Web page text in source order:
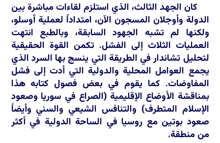
كان الجهد الثالث، الذي استلزم لقاءات مباشرة بين
الدولة وأوجلان المسجون الآن، امتداداً لعملية أوسلو،
ولكنها لم تشبه الجهود السابقة، وبالطبع انتهت
العمليات الثلاث إلى الفشل. تكمن القوة الحقيقية
لتحليل تشاندار في الطريقة التي ينسج بها السرد الذي
يجمع العوامل المحلية والدولية التي أدت إلى فشل
المفاوضات. كما يقوم في بعض فصول كتابه هذا
بمناقشة الأوضاع الإقليمية (الصراع في سوريا وصعود
الإسلام المتطرف) والتنافس الشيعي والسني وأيضاً
صعود بوتين مع روسيا في الساحة الدولية في أكثر
من منطقة.